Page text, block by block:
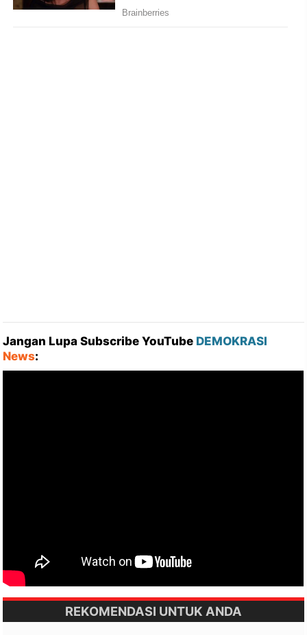
Jangan Lupa Subscribe YouTube DEMOKRASI
News:
REKOMENDASI UNTUK ANDA